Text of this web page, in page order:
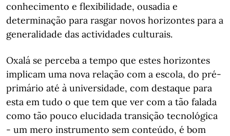
conhecimento e flexibilidade, ousadia e
determinação para rasgar novos horizontes para a
generalidade das actividades culturais.
Oxalá se perceba a tempo que estes horizontes
implicam uma nova relação com a escola, do pré-
primário até à universidade, com destaque para
esta em tudo o que tem que ver com a tão falada
como tão pouco elucidada transição tecnológica
- um mero instrumento sem conteúdo, é bom